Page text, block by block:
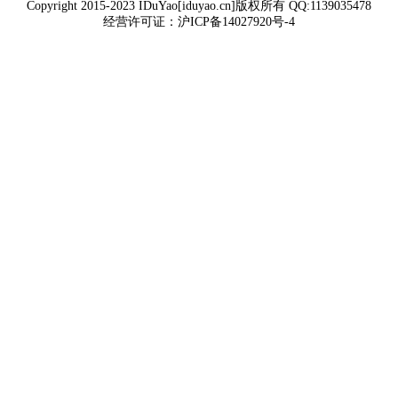
Copyright 2015-2023 IDuYao[iduyao.cn]版权所有 QQ:1139035478
经营许可证： 沪ICP备14027920号-4